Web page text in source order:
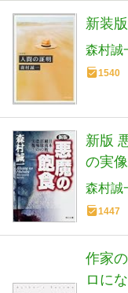
新装
森村誠
1540
新版
の実
森村誠
1447
作家
ロに